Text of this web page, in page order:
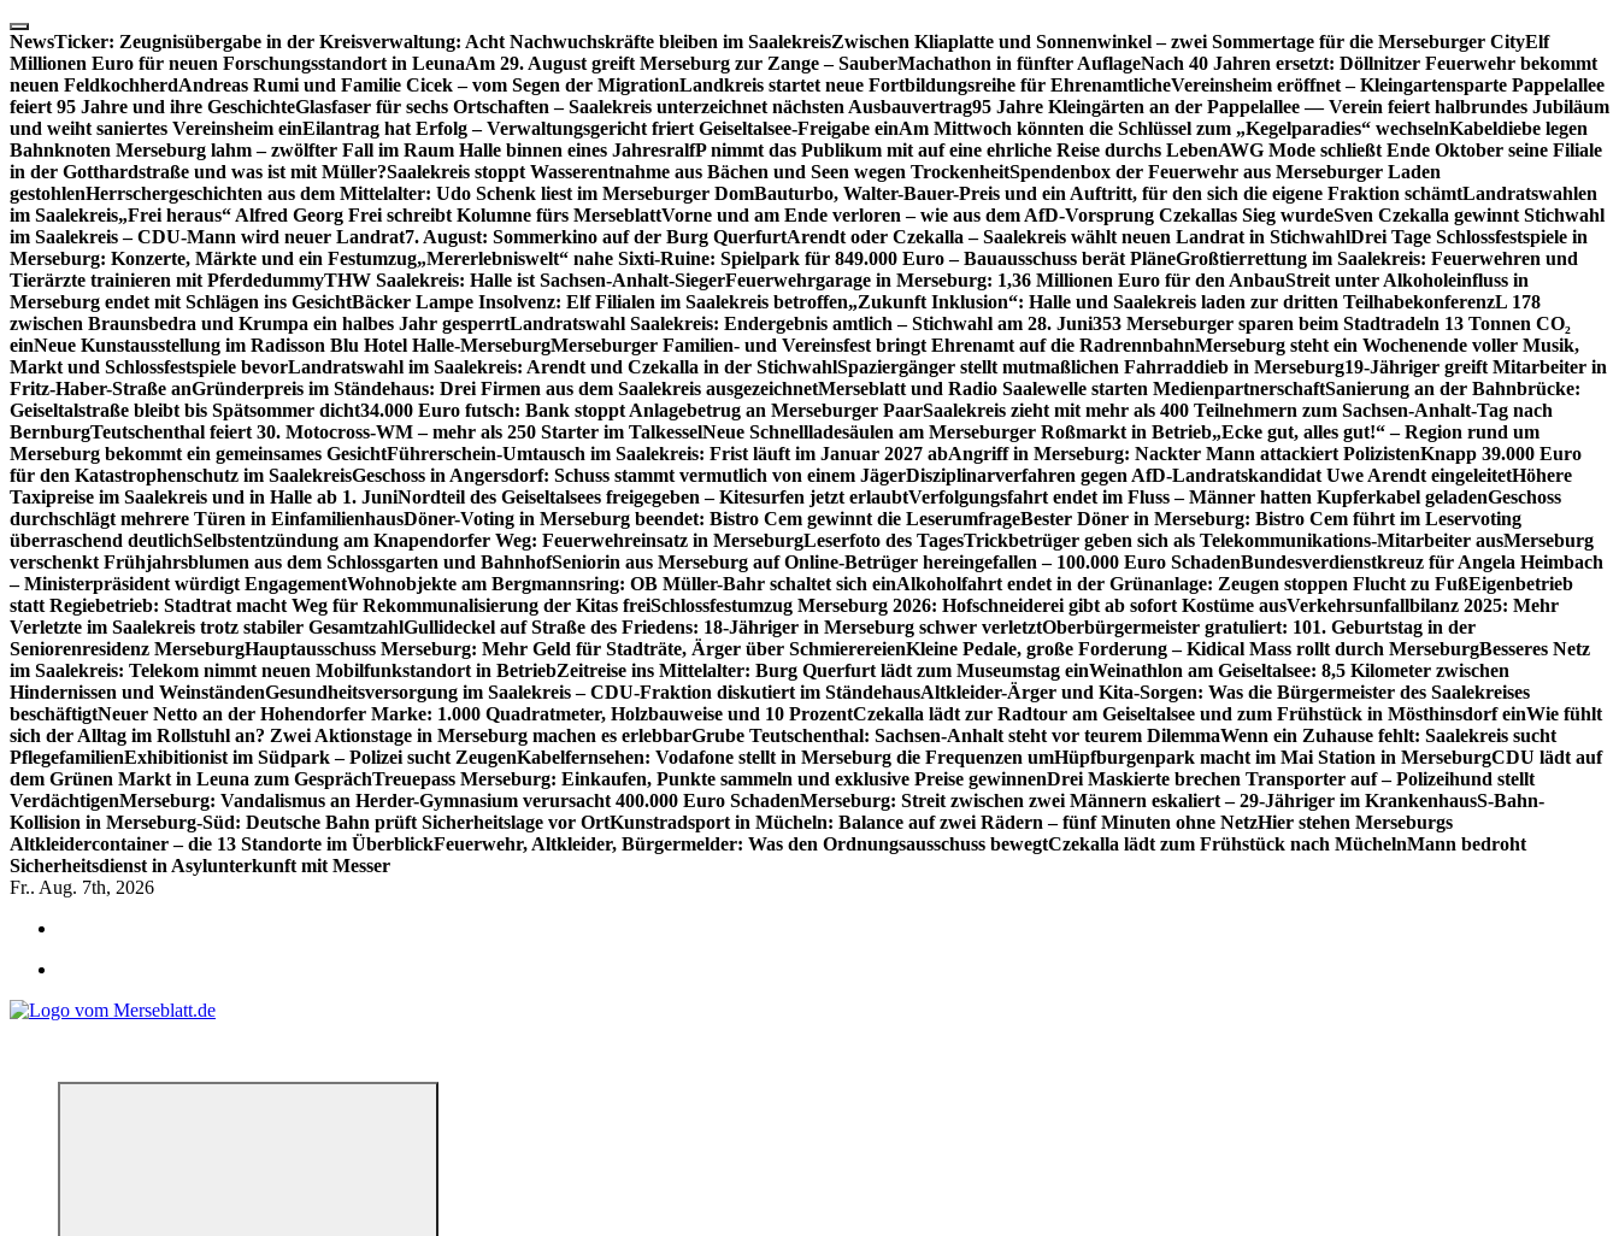
Skip
to
content
NewsTicker: Zeugnisübergabe in der Kreisverwaltung: Acht Nachwuchskräfte bleiben im SaalekreisZwischen Kliaplatte und Sonnenwinkel – zwei Sommertage für die Merseburger CityElf
Millionen Euro für neuen Forschungsstandort in LeunaAm 29. August greift Merseburg zur Zange – SauberMachathon in fünfter AuflageNach 40 Jahren ersetzt: Döllnitzer Feuerwehr bekommt
neuen FeldkochherdAndreas Rumi und Familie Cicek – vom Segen der MigrationLandkreis startet neue Fortbildungsreihe für EhrenamtlicheVereinsheim eröffnet – Kleingartensparte Pappelallee
feiert 95 Jahre und ihre GeschichteGlasfaser für sechs Ortschaften – Saalekreis unterzeichnet nächsten Ausbauvertrag95 Jahre Kleingärten an der Pappelallee — Verein feiert halbrundes Jubiläum
und weiht saniertes Vereinsheim einEilantrag hat Erfolg – Verwaltungsgericht friert Geiseltalsee-Freigabe einAm Mittwoch könnten die Schlüssel zum „Kegelparadies“ wechselnKabeldiebe legen
Bahnknoten Merseburg lahm – zwölfter Fall im Raum Halle binnen eines JahresralfP nimmt das Publikum mit auf eine ehrliche Reise durchs LebenAWG Mode schließt Ende Oktober seine Filiale
in der Gotthardstraße und was ist mit Müller?Saalekreis stoppt Wasserentnahme aus Bächen und Seen wegen TrockenheitSpendenbox der Feuerwehr aus Merseburger Laden
gestohlenHerrschergeschichten aus dem Mittelalter: Udo Schenk liest im Merseburger DomBauturbo, Walter-Bauer-Preis und ein Auftritt, für den sich die eigene Fraktion schämtLandratswahlen
im Saalekreis„Frei heraus“ Alfred Georg Frei schreibt Kolumne fürs MerseblattVorne und am Ende verloren – wie aus dem AfD-Vorsprung Czekallas Sieg wurdeSven Czekalla gewinnt Stichwahl
im Saalekreis – CDU-Mann wird neuer Landrat7. August: Sommerkino auf der Burg QuerfurtArendt oder Czekalla – Saalekreis wählt neuen Landrat in StichwahlDrei Tage Schlossfestspiele in
Merseburg: Konzerte, Märkte und ein Festumzug„Mererlebniswelt“ nahe Sixti-Ruine: Spielpark für 849.000 Euro – Bauausschuss berät PläneGroßtierrettung im Saalekreis: Feuerwehren und
Tierärzte trainieren mit PferdedummyTHW Saalekreis: Halle ist Sachsen-Anhalt-SiegerFeuerwehrgarage in Merseburg: 1,36 Millionen Euro für den AnbauStreit unter Alkoholeinfluss in
Merseburg endet mit Schlägen ins GesichtBäcker Lampe Insolvenz: Elf Filialen im Saalekreis betroffen„Zukunft Inklusion“: Halle und Saalekreis laden zur dritten TeilhabekonferenzL 178
zwischen Braunsbedra und Krumpa ein halbes Jahr gesperrtLandratswahl Saalekreis: Endergebnis amtlich – Stichwahl am 28. Juni353 Merseburger sparen beim Stadtradeln 13 Tonnen CO₂
einNeue Kunstausstellung im Radisson Blu Hotel Halle-MerseburgMerseburger Familien- und Vereinsfest bringt Ehrenamt auf die RadrennbahnMerseburg steht ein Wochenende voller Musik,
Markt und Schlossfestspiele bevorLandratswahl im Saalekreis: Arendt und Czekalla in der StichwahlSpaziergänger stellt mutmaßlichen Fahrraddieb in Merseburg19-Jähriger greift Mitarbeiter in
Fritz-Haber-Straße anGründerpreis im Ständehaus: Drei Firmen aus dem Saalekreis ausgezeichnetMerseblatt und Radio Saalewelle starten MedienpartnerschaftSanierung an der Bahnbrücke:
Geiseltalstraße bleibt bis Spätsommer dicht34.000 Euro futsch: Bank stoppt Anlagebetrug an Merseburger PaarSaalekreis zieht mit mehr als 400 Teilnehmern zum Sachsen-Anhalt-Tag nach
BernburgTeutschenthal feiert 30. Motocross-WM – mehr als 250 Starter im TalkesselNeue Schnellladesäulen am Merseburger Roßmarkt in Betrieb„Ecke gut, alles gut!“ – Region rund um
Merseburg bekommt ein gemeinsames GesichtFührerschein-Umtausch im Saalekreis: Frist läuft im Januar 2027 abAngriff in Merseburg: Nackter Mann attackiert PolizistenKnapp 39.000 Euro
für den Katastrophenschutz im SaalekreisGeschoss in Angersdorf: Schuss stammt vermutlich von einem JägerDisziplinarverfahren gegen AfD-Landratskandidat Uwe Arendt eingeleitetHöhere
Taxipreise im Saalekreis und in Halle ab 1. JuniNordteil des Geiseltalsees freigegeben – Kitesurfen jetzt erlaubtVerfolgungsfahrt endet im Fluss – Männer hatten Kupferkabel geladenGeschoss
durchschlägt mehrere Türen in EinfamilienhausDöner-Voting in Merseburg beendet: Bistro Cem gewinnt die LeserumfrageBester Döner in Merseburg: Bistro Cem führt im Leservoting
überraschend deutlichSelbstentzündung am Knapendorfer Weg: Feuerwehreinsatz in MerseburgLeserfoto des TagesTrickbetrüger geben sich als Telekommunikations-Mitarbeiter ausMerseburg
verschenkt Frühjahrsblumen aus dem Schlossgarten und BahnhofSeniorin aus Merseburg auf Online-Betrüger hereingefallen – 100.000 Euro SchadenBundesverdienstkreuz für Angela Heimbach
– Ministerpräsident würdigt EngagementWohnobjekte am Bergmannsring: OB Müller-Bahr schaltet sich einAlkoholfahrt endet in der Grünanlage: Zeugen stoppen Flucht zu FußEigenbetrieb
statt Regiebetrieb: Stadtrat macht Weg für Rekommunalisierung der Kitas freiSchlossfestumzug Merseburg 2026: Hofschneiderei gibt ab sofort Kostüme ausVerkehrsunfallbilanz 2025: Mehr
Verletzte im Saalekreis trotz stabiler GesamtzahlGullideckel auf Straße des Friedens: 18-Jähriger in Merseburg schwer verletztOberbürgermeister gratuliert: 101. Geburtstag in der
Seniorenresidenz MerseburgHauptausschuss Merseburg: Mehr Geld für Stadträte, Ärger über SchmierereienKleine Pedale, große Forderung – Kidical Mass rollt durch MerseburgBesseres Netz
im Saalekreis: Telekom nimmt neuen Mobilfunkstandort in BetriebZeitreise ins Mittelalter: Burg Querfurt lädt zum Museumstag einWeinathlon am Geiseltalsee: 8,5 Kilometer zwischen
Hindernissen und WeinständenGesundheitsversorgung im Saalekreis – CDU-Fraktion diskutiert im StändehausAltkleider-Ärger und Kita-Sorgen: Was die Bürgermeister des Saalekreises
beschäftigtNeuer Netto an der Hohendorfer Marke: 1.000 Quadratmeter, Holzbauweise und 10 ProzentCzekalla lädt zur Radtour am Geiseltalsee und zum Frühstück in Mösthinsdorf einWie fühlt
sich der Alltag im Rollstuhl an? Zwei Aktionstage in Merseburg machen es erlebbarGrube Teutschenthal: Sachsen-Anhalt steht vor teurem DilemmaWenn ein Zuhause fehlt: Saalekreis sucht
PflegefamilienExhibitionist im Südpark – Polizei sucht ZeugenKabelfernsehen: Vodafone stellt in Merseburg die Frequenzen umHüpfburgenpark macht im Mai Station in MerseburgCDU lädt auf
dem Grünen Markt in Leuna zum GesprächTreuepass Merseburg: Einkaufen, Punkte sammeln und exklusive Preise gewinnenDrei Maskierte brechen Transporter auf – Polizeihund stellt
VerdächtigenMerseburg: Vandalismus an Herder-Gymnasium verursacht 400.000 Euro SchadenMerseburg: Streit zwischen zwei Männern eskaliert – 29-Jähriger im KrankenhausS-Bahn-
Kollision in Merseburg-Süd: Deutsche Bahn prüft Sicherheitslage vor OrtKunstradsport in Mücheln: Balance auf zwei Rädern – fünf Minuten ohne NetzHier stehen Merseburgs
Altkleidercontainer – die 13 Standorte im ÜberblickFeuerwehr, Altkleider, Bürgermelder: Was den Ordnungsausschuss bewegtCzekalla lädt zum Frühstück nach MüchelnMann bedroht
Sicherheitsdienst in Asylunterkunft mit Messer
Fr.. Aug. 7th, 2026